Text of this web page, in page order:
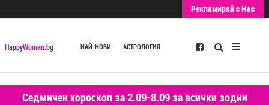
Рекламирай с Нас
HappyWoman.bg НАЙ-НОВИ АСТРОЛОГИЯ Търсене
Седмичен хороскоп за 2.09-8.09 за всички зодии